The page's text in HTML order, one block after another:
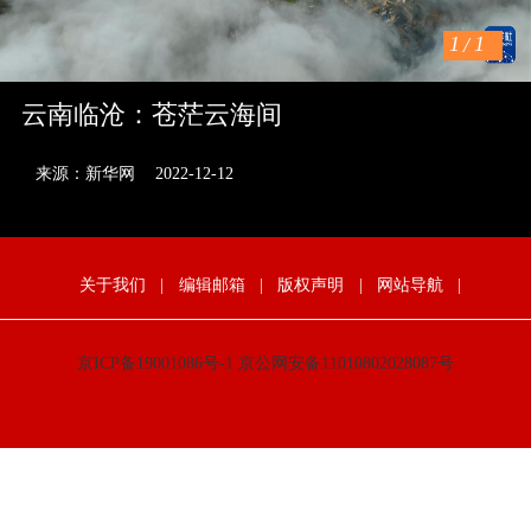
1 /1
云南临沧：苍茫云海间
来源：新华网 2022-12-12
关于我们 | 编辑邮箱 | 版权声明 | 网站导航 |
京ICP备19001086号-1 京公网安备11010802028087号